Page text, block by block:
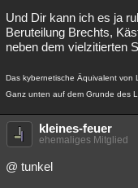
Und Dir kann ich es ja
Beruteilung Brechts,
neben dem vielzitierten
Das kybernetische Äquivalent von
Ganz unten auf dem Grunde des
kleines-feuer
ehemaliges Mitglied
@ tunkel